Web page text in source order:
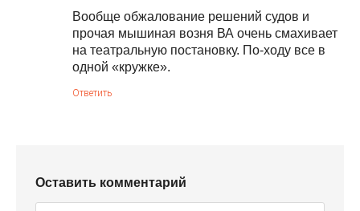
Вообще обжалование решений судов и
прочая мышиная возня ВА очень смахивает
на театральную постановку. По-ходу все в
одной «кружке».
Ответить
Оставить комментарий